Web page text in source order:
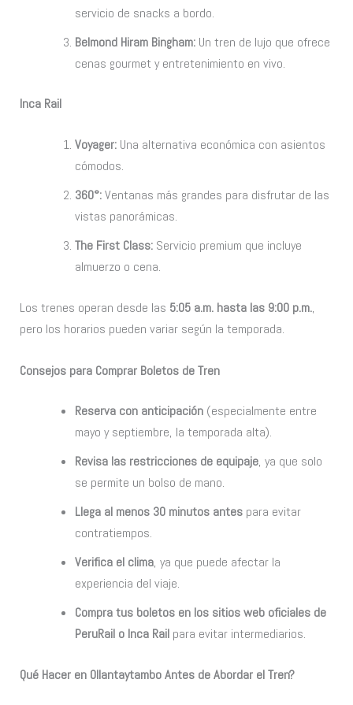
servicio de snacks a bordo.
Belmond Hiram Bingham:Un tren de lujo que ofrece
cenas gourmet y entretenimiento en vivo.
Inca Rail
Voyager:Una alternativa económica con asientos
cómodos.
360°:Ventanas más grandes para disfrutar de las
vistas panorámicas.
The First Class:Servicio premium que incluye
almuerzo o cena.
Los trenes operan desde las 5:05 a.m. hasta las 9:00 p.m.,
pero los horarios pueden variar según la temporada.
Consejos para Comprar Boletos de Tren
Reserva con anticipación(especialmente entre
mayo y septiembre, la temporada alta).
Revisa las restricciones de equipaje, ya que solo
se permite un bolso de mano.
Llega al menos 30 minutos antespara evitar
contratiempos.
Verifica el clima, ya que puede afectar la
experiencia del viaje.
Compra tus boletos en los sitios web oficiales de
PeruRail o Inca Railpara evitar intermediarios.
Qué Hacer en Ollantaytambo Antes de Abordar el Tren?